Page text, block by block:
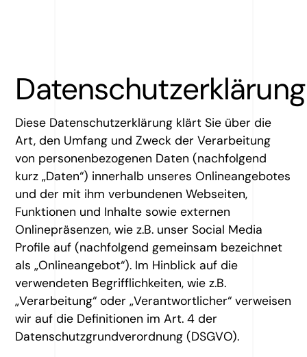
Datenschutzerklärung
Diese Datenschutzerklärung klärt Sie über die
Art, den Umfang und Zweck der Verarbeitung
von personenbezogenen Daten (nachfolgend
kurz „Daten“) innerhalb unseres Onlineangebotes
und der mit ihm verbundenen Webseiten,
Funktionen und Inhalte sowie externen
Onlinepräsenzen, wie z.B. unser Social Media
Profile auf (nachfolgend gemeinsam bezeichnet
als „Onlineangebot“). Im Hinblick auf die
verwendeten Begrifflichkeiten, wie z.B.
„Verarbeitung“ oder „Verantwortlicher“ verweisen
wir auf die Definitionen im Art. 4 der
Datenschutzgrundverordnung (DSGVO).